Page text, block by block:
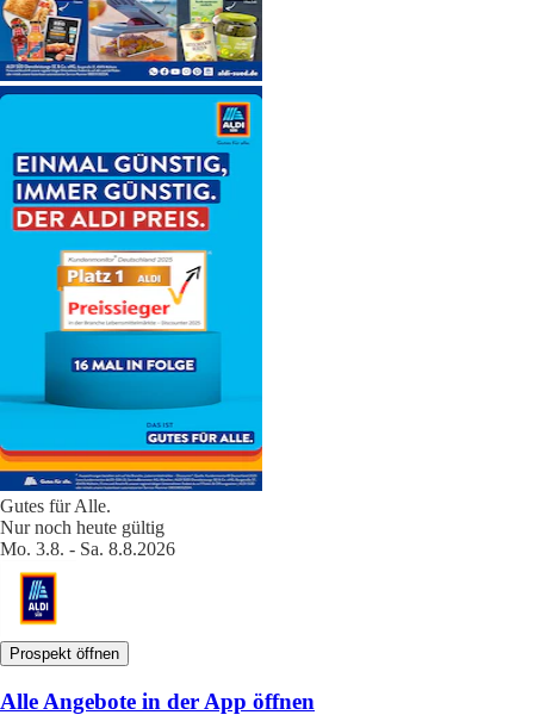
Gutes für Alle.
Nur noch heute gültig
Mo. 3.8. - Sa. 8.8.2026
Prospekt öffnen
Alle Angebote in der App öffnen